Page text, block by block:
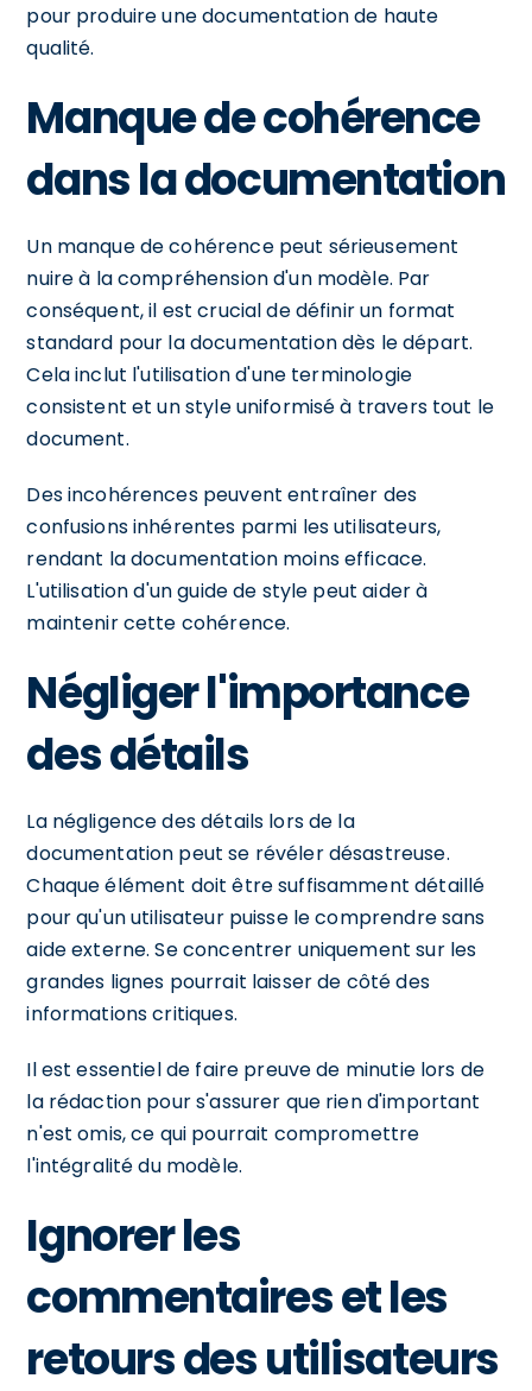
pour produire une documentation de haute
qualité.
Manque de cohérence
dans la documentation
Un manque de cohérence peut sérieusement
nuire à la compréhension d'un modèle. Par
conséquent, il est crucial de définir un format
standard pour la documentation dès le départ.
Cela inclut l'utilisation d'une terminologie
consistent et un style uniformisé à travers tout le
document.
Des incohérences peuvent entraîner des
confusions inhérentes parmi les utilisateurs,
rendant la documentation moins efficace.
L'utilisation d'un guide de style peut aider à
maintenir cette cohérence.
Négliger l'importance
des détails
La négligence des détails lors de la
documentation peut se révéler désastreuse.
Chaque élément doit être suffisamment détaillé
pour qu'un utilisateur puisse le comprendre sans
aide externe. Se concentrer uniquement sur les
grandes lignes pourrait laisser de côté des
informations critiques.
Il est essentiel de faire preuve de minutie lors de
la rédaction pour s'assurer que rien d'important
n'est omis, ce qui pourrait compromettre
l'intégralité du modèle.
Ignorer les
commentaires et les
retours des utilisateurs